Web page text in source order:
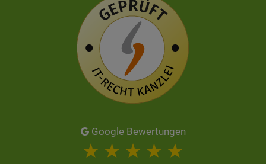
Google Bewertungen